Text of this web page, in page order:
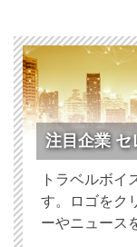
注目企業 セ
トラベルボイ
す。ロゴをク
ーやニュース